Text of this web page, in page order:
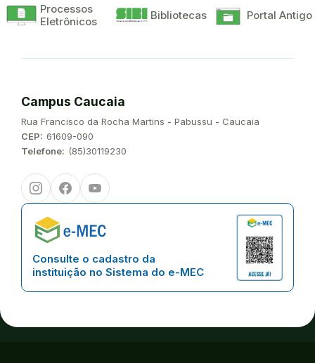
Processos
Eletrônicos
Bibliotecas Portal Antigo
Campus Caucaia
Endereço:
Rua Francisco da Rocha Martins - Pabussu - Caucaia
CEP: 61609-090
Telefone: (85)30119230
InstagramFacebookYoutube
Consulte o cadastro da
instituição no Sistema do e-MEC